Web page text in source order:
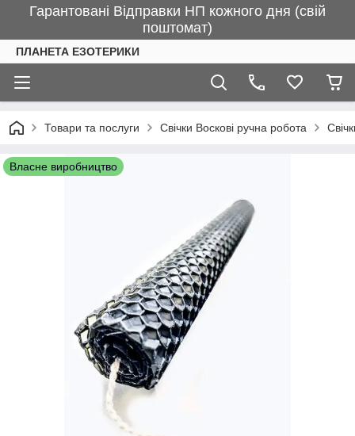
Гарантовані Відправки НП кожного дня (свій
поштомат)
ПЛАНЕТА ЕЗОТЕРИКИ
Товари та послуги Свічки Воскові ручна робота
Власне виробництво